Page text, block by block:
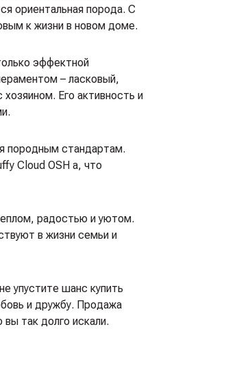
ориентальная порода. С
к жизни в новом доме.
эффектной
– ласковый,
Его активность и
породным стандартам.
Cloud OSH a, что
радостью и уютом.
в жизни семьи и
упустите шанс купить
и дружбу. Продажа
так долго искали.